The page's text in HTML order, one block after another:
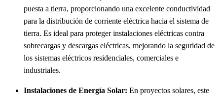
puesta a tierra, proporcionando una excelente conductividad
para la distribución de corriente eléctrica hacia el sistema de
tierra. Es ideal para proteger instalaciones eléctricas contra
sobrecargas y descargas eléctricas, mejorando la seguridad de
los sistemas eléctricos residenciales, comerciales e
industriales.
Instalaciones de Energía Solar: En proyectos solares, este